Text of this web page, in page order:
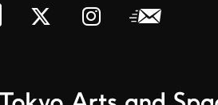
トーキョーアー
メール